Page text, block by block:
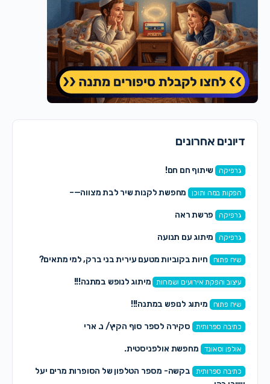
דיונים אחרונים
גרפיקה שיתוף חם חם!
הפקות במה ותוכן מחפשת לקנות שיר לבת מצווה—–
גרפיקה פרשת ראה
גרפיקה מיתוג עם תנועה
שיח פתוח חיות בקוביות מטעם עירית בני ברק, למי מתאים?
עיצוב והפקת אירועים ושמחות מיתוג לנופש במתנה!!!
שיח פתוח מיתוג לנופש במתנה!!!
כתיבה ספרותית סקירה לספר סוף הקיץ/ נ. ארי
אולפן וסאונד מחפשת אולפניסטית.
כתיבה ספרותית
בקשה- מספר הטלפון של הסופרות מרים יעל